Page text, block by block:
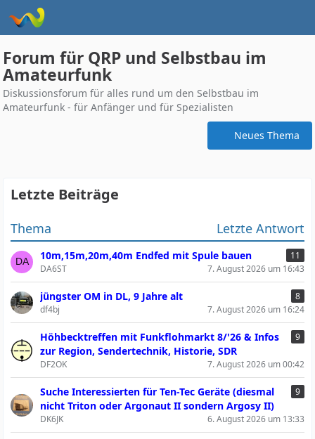
Forum für QRP und Selbstbau im
Amateurfunk
Diskussionsforum für alles rund um den Selbstbau im
Amateurfunk - für Anfänger und für Spezialisten
Neues Thema
Letzte Beiträge
Thema Letzte Antwort
10m,15m,20m,40m Endfed mit Spule bauen
11
DA6ST
7. August 2026 um 16:43
jüngster OM in DL, 9 Jahre alt
8
df4bj
7. August 2026 um 16:24
Höhbecktreffen mit Funkflohmarkt 8/'26 & Infos
zur Region, Sendertechnik, Historie, SDR
9
DF2OK 7. August 2026 um 00:42
Suche Interessierten für Ten-Tec Geräte (diesmal
nicht Triton oder Argonaut II sondern Argosy II)
9
DK6JK 6. August 2026 um 13:33